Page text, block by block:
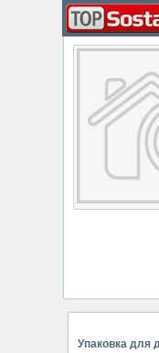
Упаковка для